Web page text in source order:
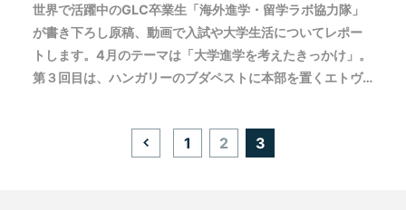
世界で活躍中のGLC卒業生「海外進学・留学ラボ協力隊」
が書き下ろし原稿、動画で入試や大学生活についてレポー
トします。4月のテーマは「大学進学を考えたきっかけ」。
第３回目は、ハンガリーのブダペストに本部を置くエトヴ
1 2 3